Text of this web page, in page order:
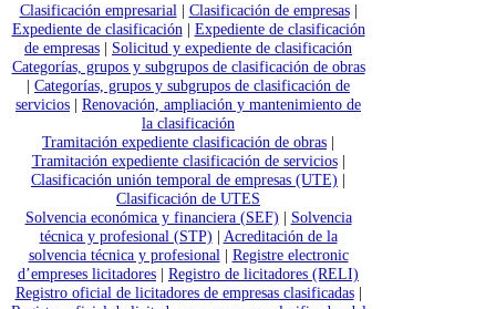
Clasificación empresarial | Clasificación de empresas|
Expediente de clasificación | Expediente de clasificación
de empresas | Solicitud y expediente de clasificación
Categorías, grupos y subgrupos de clasificación de obras
| Categorías, grupos y subgrupos de clasificación de
servicios | Renovación, ampliación y mantenimiento de
la clasificación
Tramitación expediente clasificación de obras |
Tramitación expediente clasificación de servicios|
Clasificación unión temporal de empresas (UTE) |
Clasificación de UTES
Solvencia económica y financiera (SEF) | Solvencia
técnica y profesional (STP) | Acreditación de la
solvencia técnica y profesional | Registre electronic
d’empreses licitadores | Registro de licitadores (RELI)
Registro oficial de licitadores de empresas clasificadas|